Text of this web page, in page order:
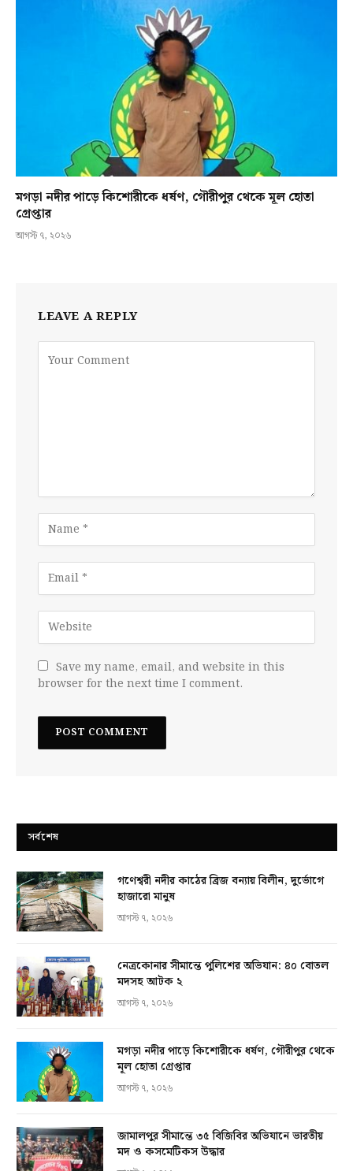
মগড়া নদীর পাড়ে কিশোরীকে ধর্ষণ, গৌরীপুর থেকে মূল হোতা
গ্রেপ্তার
আগস্ট ৭, ২০২৬
LEAVE A REPLY
Save my name, email, and website in this
browser for the next time I comment.
সর্বশেষ
গণেশ্বরী নদীর কাঠের ব্রিজ বন্যায় বিলীন, দুর্ভোগে
হাজারো মানুষ
আগস্ট ৭, ২০২৬
নেত্রকোনার সীমান্তে পুলিশের অভিযান: ৪০ বোতল
মদসহ আটক ২
আগস্ট ৭, ২০২৬
মগড়া নদীর পাড়ে কিশোরীকে ধর্ষণ, গৌরীপুর থেকে
মূল হোতা গ্রেপ্তার
আগস্ট ৭, ২০২৬
জামালপুর সীমান্তে ৩৫ বিজিবির অভিযানে ভারতীয়
মদ ও কসমেটিকস উদ্ধার